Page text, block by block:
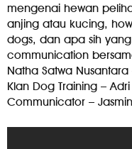
mengenai hewan
anjing atau kucing,
dogs, dan apa sih
communication
Natha Satwa
Klan Dog Training –
Communicator –